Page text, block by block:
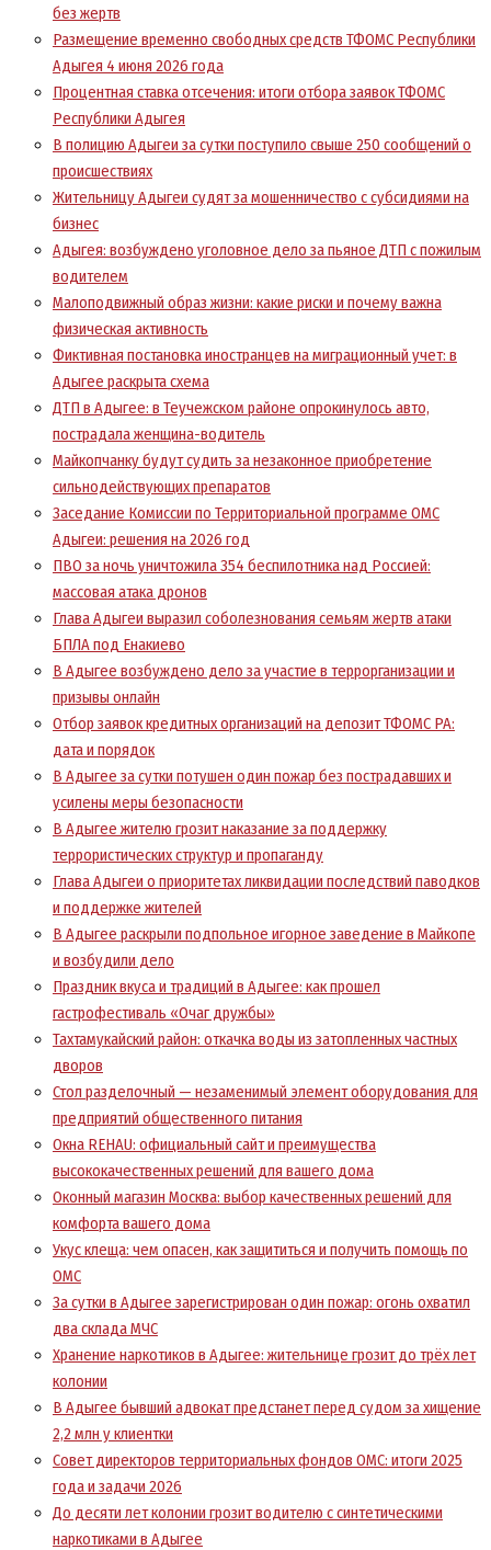
без жертв
Размещение временно свободных средств ТФОМС Республики
Адыгея 4 июня 2026 года
Процентная ставка отсечения: итоги отбора заявок ТФОМС
Республики Адыгея
В полицию Адыгеи за сутки поступило свыше 250 сообщений о
происшествиях
Жительницу Адыгеи судят за мошенничество с субсидиями на
бизнес
Адыгея: возбуждено уголовное дело за пьяное ДТП с пожилым
водителем
Малоподвижный образ жизни: какие риски и почему важна
физическая активность
Фиктивная постановка иностранцев на миграционный учет: в
Адыгее раскрыта схема
ДТП в Адыгее: в Теучежском районе опрокинулось авто,
пострадала женщина-водитель
Майкопчанку будут судить за незаконное приобретение
сильнодействующих препаратов
Заседание Комиссии по Территориальной программе ОМС
Адыгеи: решения на 2026 год
ПВО за ночь уничтожила 354 беспилотника над Россией:
массовая атака дронов
Глава Адыгеи выразил соболезнования семьям жертв атаки
БПЛА под Енакиево
В Адыгее возбуждено дело за участие в террорганизации и
призывы онлайн
Отбор заявок кредитных организаций на депозит ТФОМС РА:
дата и порядок
В Адыгее за сутки потушен один пожар без пострадавших и
усилены меры безопасности
В Адыгее жителю грозит наказание за поддержку
террористических структур и пропаганду
Глава Адыгеи о приоритетах ликвидации последствий паводков
и поддержке жителей
В Адыгее раскрыли подпольное игорное заведение в Майкопе
и возбудили дело
Праздник вкуса и традиций в Адыгее: как прошел
гастрофестиваль «Очаг дружбы»
Тахтамукайский район: откачка воды из затопленных частных
дворов
Стол разделочный — незаменимый элемент оборудования для
предприятий общественного питания
Окна REHAU: официальный сайт и преимущества
высококачественных решений для вашего дома
Оконный магазин Москва: выбор качественных решений для
комфорта вашего дома
Укус клеща: чем опасен, как защититься и получить помощь по
ОМС
За сутки в Адыгее зарегистрирован один пожар: огонь охватил
два склада МЧС
Хранение наркотиков в Адыгее: жительнице грозит до трёх лет
колонии
В Адыгее бывший адвокат предстанет перед судом за хищение
2,2 млн у клиентки
Совет директоров территориальных фондов ОМС: итоги 2025
года и задачи 2026
До десяти лет колонии грозит водителю с синтетическими
наркотиками в Адыгее